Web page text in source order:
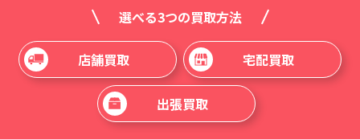
選べる3つの買取方法
店舗買取 宅配買取
出張買取